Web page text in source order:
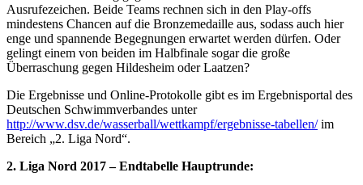
Ausrufezeichen. Beide Teams rechnen sich in den Play-offs
mindestens Chancen auf die Bronzemedaille aus, sodass auch hier
enge und spannende Begegnungen erwartet werden dürfen. Oder
gelingt einem von beiden im Halbfinale sogar die große
Überraschung gegen Hildesheim oder Laatzen?
Die Ergebnisse und Online-Protokolle gibt es im Ergebnisportal des
Deutschen Schwimmverbandes unter
http://www.dsv.de/wasserball/wettkampf/ergebnisse-tabellen/im
Bereich „2. Liga Nord“.
2. Liga Nord 2017 – Endtabelle Hauptrunde: